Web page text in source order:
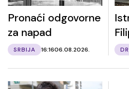
Pronaći odgovorne
za napad
SRBIJA 16:1606.08.2026.